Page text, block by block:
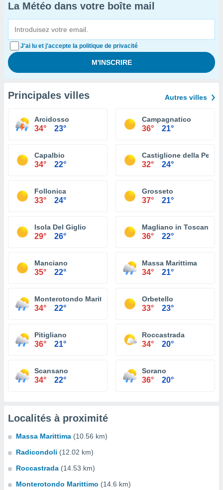
La Météo dans votre boîte mail
J'ai lu et j'accepte la politique de privacité
Principales villes Autres villes
Arcidosso
34° 23°
Campagnatico
36° 21°
Capalbio
34° 22°
Castiglione della
32° 24°
Follonica
33° 24°
Grosseto
37° 21°
Isola Del Giglio
29° 26°
Magliano in Toscana
36° 22°
Manciano
35° 22°
Massa Marittima
34° 21°
Monterotondo Marittimo
34° 22°
Orbetello
33° 23°
Pitigliano
36° 21°
Roccastrada
34° 20°
Scansano
34° 22°
Sorano
36° 20°
Localités à proximité
Massa Marittima (10.56 km)
Radicondoli (12.02 km)
Roccastrada (14.53 km)
Monterotondo Marittimo (14.6 km)